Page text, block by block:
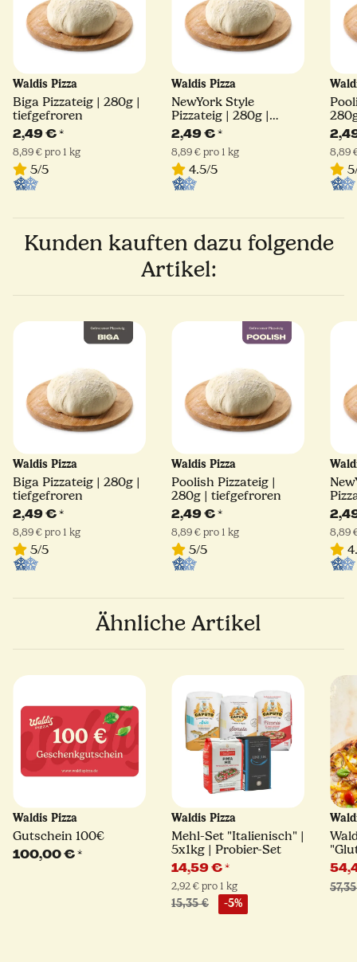
Waldis Pizza
Biga Pizzateig | 280g |
tiefgefroren
2,49 €*
8,89 € pro 1 kg
5/5
Waldis Pizza
NewYork Style
Pizzateig | 280g |
tiefgefroren
2,49 €*
8,89 € pro 1 kg
4.5/5
8,89
Kunden kauften dazu folgende
Artikel:
Waldis Pizza
Biga Pizzateig | 280g |
tiefgefroren
2,49 €*
8,89 € pro 1 kg
5/5
Waldis Pizza
Poolish Pizzateig |
280g | tiefgefroren
2,49 €*
8,89 € pro 1 kg
5/5
8,89
Ähnliche Artikel
Waldis Pizza
Gutschein 100€
100,00 €*
Waldis Pizza
Mehl-Set "Italienisch" |
5x1kg | Probier-Set
14,59 €*
2,92 € pro 1 kg
15,35 € -5%